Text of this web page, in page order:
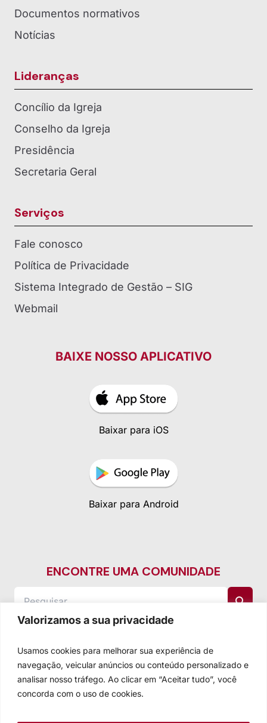
Valorizamos a sua privacidade
Usamos cookies para melhorar sua experiência de
navegação, veicular anúncios ou conteúdo personalizado e
analisar nosso tráfego. Ao clicar em “Aceitar tudo”, você
concorda com o uso de cookies.
Documentos normativos
Notícias
Lideranças
Concílio da Igreja
Conselho da Igreja
Presidência
Secretaria Geral
Serviços
Fale conosco
Política de Privacidade
Sistema Integrado de Gestão – SIG
Webmail
BAIXE NOSSO APLICATIVO
Baixar para iOS
Baixar para Android
ENCONTRE UMA COMUNIDADE